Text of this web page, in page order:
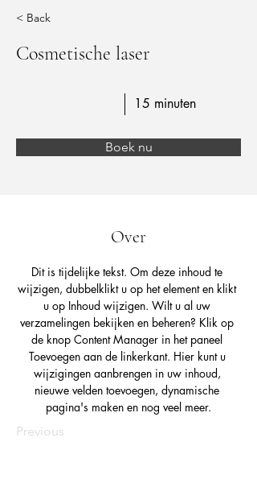
< Back
Cosmetische laser
15 minuten
Boek nu
Over
Dit is tijdelijke tekst. Om deze inhoud te
wijzigen, dubbelklikt u op het element en klikt
u op Inhoud wijzigen. Wilt u al uw
verzamelingen bekijken en beheren? Klik op
de knop Content Manager in het paneel
Toevoegen aan de linkerkant. Hier kunt u
wijzigingen aanbrengen in uw inhoud,
nieuwe velden toevoegen, dynamische
pagina's maken en nog veel meer.
Previous